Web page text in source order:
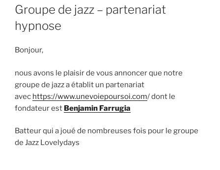
LE
Groupe de jazz – partenariat
hypnose
Bonjour,
nous avons le plaisir de vous annoncer que notre
groupe de jazz a établit un partenariat
avec https://www.unevoiepoursoi.com/ dont le
fondateur est Benjamin Farrugia
Batteur qui a joué de nombreuses fois pour le groupe
de Jazz Lovelydays